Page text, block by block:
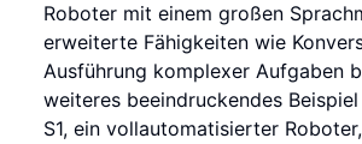
Roboter mit einem großen
erweiterte Fähigkeiten wie
Ausführung komplexer Aufgaben
weiteres beeindruckendes
S1, ein vollautomatisierter